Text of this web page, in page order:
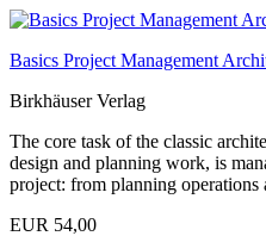
Basics Project Management
Birkhäuser Verlag
The core task of the classic
design and planning work, is
project: from planning operations
EUR 54,00